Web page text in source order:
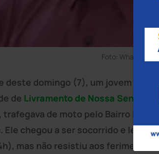
Foto: WhatsApp/
deste domingo (7), um jovem de
de Livramento de Nossa Senhora
trafegava de moto pelo Bairro
Ele chegou a ser socorrido e
mas não resistiu aos